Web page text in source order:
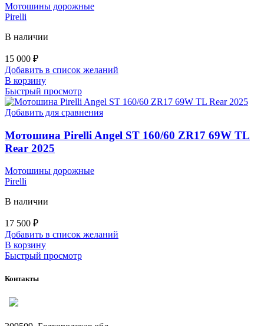
Мотошины дорожные
Pirelli
В наличии
15 000 ₽
Добавить в список желаний
В корзину
Быстрый просмотр
Добавить для сравнения
Мотошина Pirelli Angel ST 160/60 ZR17 69W TL
Rear 2025
Мотошины дорожные
Pirelli
В наличии
17 500 ₽
Добавить в список желаний
В корзину
Быстрый просмотр
Контакты